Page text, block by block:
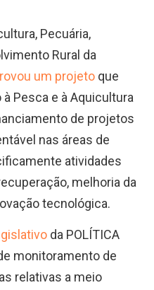
Pecuária,
Rural da
um projeto que
Pesca e à Aquicultura
de projetos
nas áreas de
atividades
melhoria da
tecnológica.
da POLÍTICA
monitoramento de
relativas a meio